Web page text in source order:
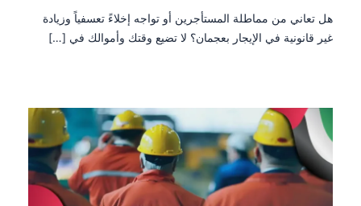
هل تعاني من مماطلة المستأجرين أو تواجه إخلاءً تعسفياً وزيادة
غير قانونية في الإيجار بعجمان؟ لا تضيع وقتك وأموالك في […]